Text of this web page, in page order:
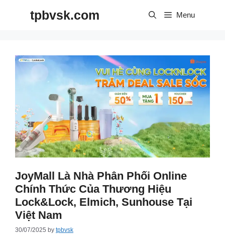
tpbvsk.com Menu
JoyMall Là Nhà Phân Phối Online
Chính Thức Của Thương Hiệu
Lock&Lock, Elmich, Sunhouse Tại
Việt Nam
30/07/2025 by tpbvsk